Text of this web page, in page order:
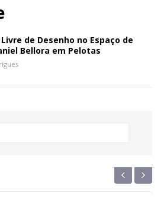
de Desenho no Espaço de
Bellora em Pelotas
‹ ›